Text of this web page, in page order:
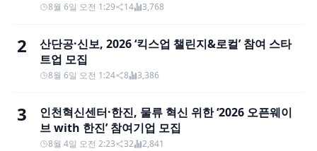
8월 6일 오전 1:29 14 3,768
2
산단공·신보, 2026 ‘킥스업 챌린지&로컬’ 참여 스타
트업 모집
8월 6일 오전 1:24 8 3,386
3
인천혁신센터·한진, 물류 혁신 위한 ‘2026 오픈웨이
브 with 한진’ 참여기업 모집
8월 4일 오전 2:23 32 2,841